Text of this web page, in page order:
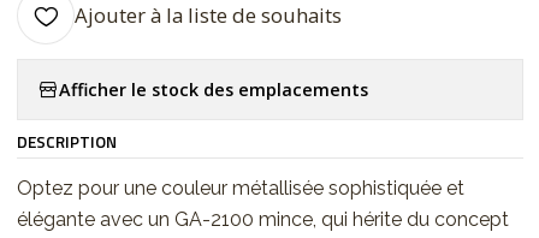
Ajouter à la liste de souhaits
Afficher le stock des emplacements
DESCRIPTION
Optez pour une couleur métallisée sophistiquée et
élégante avec un GA-2100 mince, qui hérite du concept